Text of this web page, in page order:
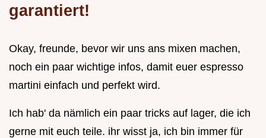
garantiert!
Okay, freunde, bevor wir uns ans mixen machen,
noch ein paar wichtige infos, damit euer espresso
martini einfach und perfekt wird.
Ich hab' da nämlich ein paar tricks auf lager, die ich
gerne mit euch teile. ihr wisst ja, ich bin immer für